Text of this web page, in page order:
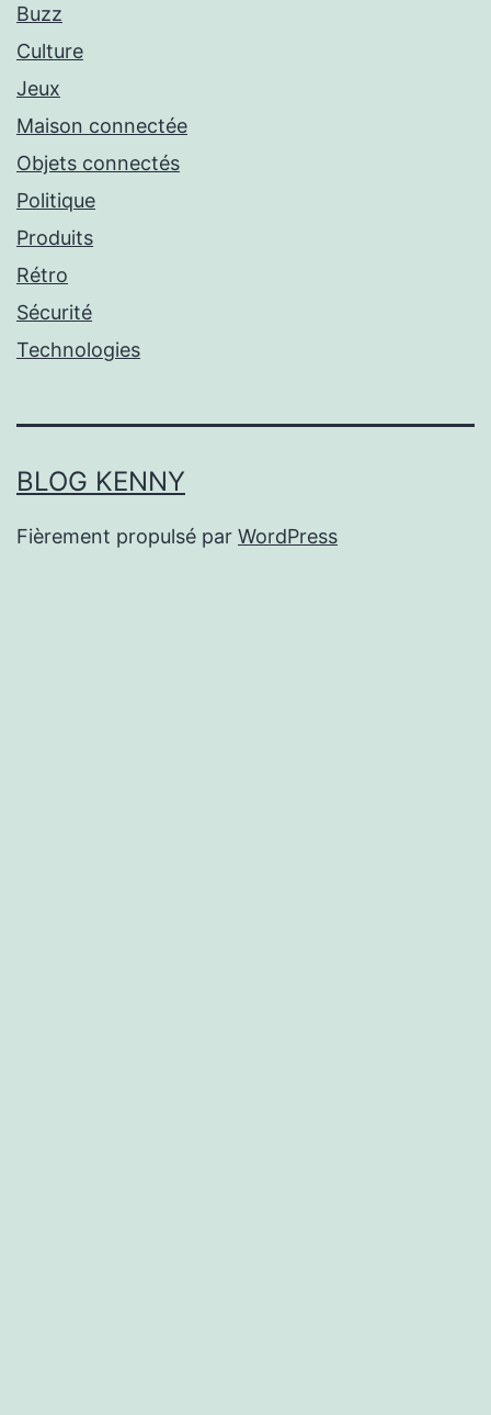
Buzz
Culture
Jeux
Maison connectée
Objets connectés
Politique
Produits
Rétro
Sécurité
Technologies
BLOG KENNY
Fièrement propulsé par WordPress